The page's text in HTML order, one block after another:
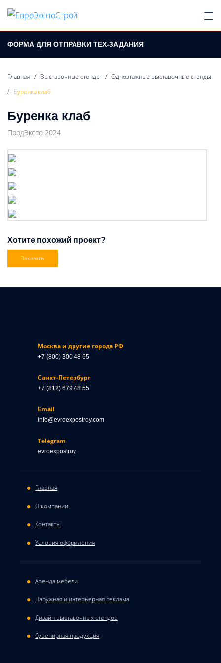
ФОРМА ДЛЯ ОТПРАВКИ ТЕХ-ЗАДАНИЯ
Главная / Выставочные стенды / Одноэтажные выставочные стенды
/ Буренка клаб
Буренка клаб
ПродЭкспо 2024
Хотите похожий проект?
Заказать
Москва и другие города РФ
+7 (800) 300 48 65
Санкт-Петербург
+7 (812) 679 48 55
Email
info@evroexpostroy.com
Telegram
evroexpostroy
Главная
О компании
Контакты
Условия оформления
Аренда мебели
Наружная и интерьерная реклама
Дизайн выставочных стендов
Сувенирная продукция